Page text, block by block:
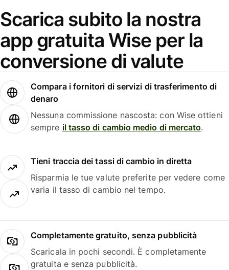
Scarica subito la nostra
app gratuita Wise per la
conversione di valute
Compara i fornitori di servizi di trasferimento di
denaro
Nessuna commissione nascosta: con Wise ottieni
sempre il tasso di cambio medio di mercato.
Tieni traccia dei tassi di cambio in diretta
Risparmia le tue valute preferite per vedere come
varia il tasso di cambio nel tempo.
Completamente gratuito, senza pubblicità
Scaricala in pochi secondi. È completamente
gratuita e senza pubblicità.